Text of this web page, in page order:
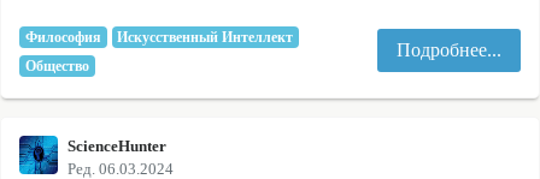
Философия
Искусственный Интеллект
Общество
Подробнее...
ScienceHunter
Ред. 06.03.2024